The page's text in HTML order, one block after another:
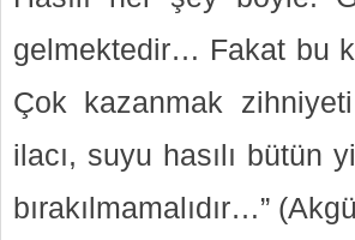
gelmektedir… Fakat bu
Çok kazanmak
ilacı, suyu hasılı bütün
bırakılmamalıdır…”